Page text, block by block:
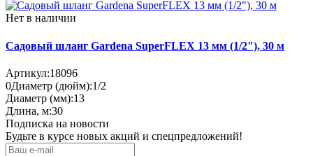
Нет в наличии
Садовый шланг Gardena SuperFLEX 13 мм (1/2"), 30 м
Артикул:18096
0Диаметр (дюйм):1/2
Диаметр (мм):13
Длина, м:30
Подписка на новости
Будьте в курсе новых акций и спецпредложений!